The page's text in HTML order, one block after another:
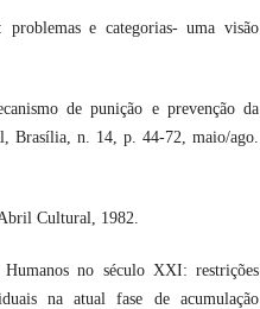
e categorias- uma visão
de punição e prevenção da
Brasília, n. 14, p. 44-72, maio/ago.
Cultural, 1982.
no século XXI: restrições
na atual fase de acumulação